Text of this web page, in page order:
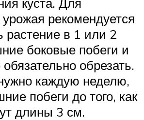
рекомендуется
растение в 1 или 2
боковые побеги и
обрезать.
каждую неделю,
побеги до того, как
длины 3 см.